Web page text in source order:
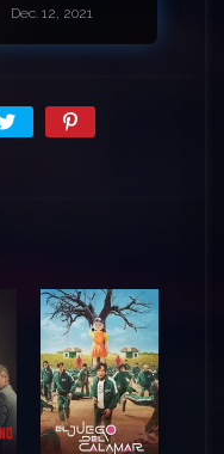
Dec. 12, 2021